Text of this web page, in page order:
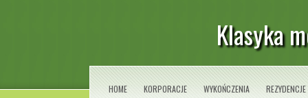
Klasyka
HOME KORPORACJE WYKOŃCZENIA REZYDENCJE